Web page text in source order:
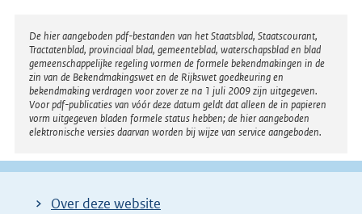
Disclaimer
De hier aangeboden pdf-bestanden van het Staatsblad, Staatscourant,
Tractatenblad, provinciaal blad, gemeenteblad, waterschapsblad en blad
gemeenschappelijke regeling vormen de formele bekendmakingen in de
zin van de Bekendmakingswet en de Rijkswet goedkeuring en
bekendmaking verdragen voor zover ze na 1 juli 2009 zijn uitgegeven.
Voor pdf-publicaties van vóór deze datum geldt dat alleen de in papieren
vorm uitgegeven bladen formele status hebben; de hier aangeboden
elektronische versies daarvan worden bij wijze van service aangeboden.
Over deze website